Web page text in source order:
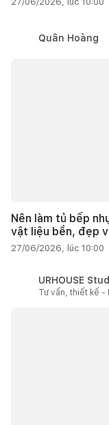
Quân Hoàng
Nên làm tủ bếp
vật liệu bền, đẹp
27/06/2026, lúc 10:00
URHOUSE
Tư vấn, thiết kế -